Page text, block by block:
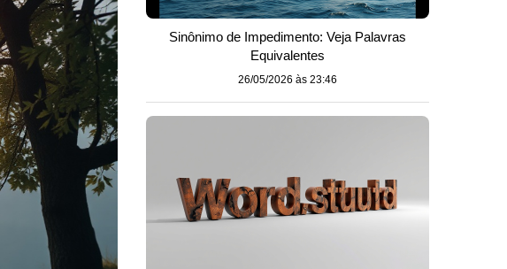
Sinônimo de Impedimento: Veja Palavras
Equivalentes
26/05/2026 às 23:46